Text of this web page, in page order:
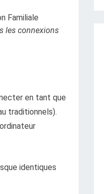
Familiale
les connexions
en tant que
traditionnels).
identiques